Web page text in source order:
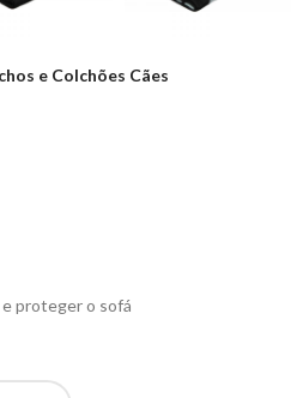
e Colchões Cães
proteger o sofá